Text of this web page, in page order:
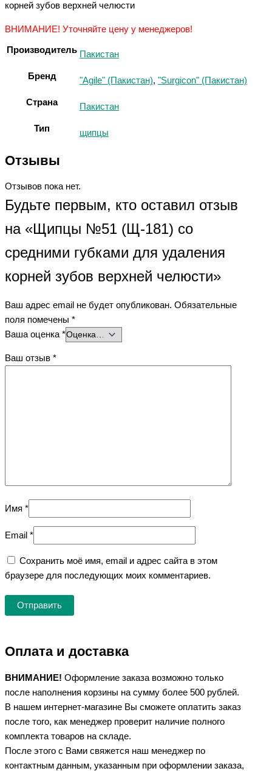
корней зубов верхней челюсти
ВНИМАНИЕ! Уточняйте цену у менеджеров!
Производитель Пакистан
Бренд "Agile" (Пакистан), "Surgicon" (Пакистан)
Страна Пакистан
Тип щипцы
Отзывы
Отзывов пока нет.
Будьте первым, кто оставил отзыв
на «Щипцы №51 (Щ-181) со
средними губками для удаления
корней зубов верхней челюсти»
Ваш адрес email не будет опубликован. Обязательные
поля помечены *
Ваша оценка *
Ваш отзыв *
Имя *
Email *
Сохранить моё имя, email и адрес сайта в этом
браузере для последующих моих комментариев.
Оплата и доставка
ВНИМАНИЕ! Оформление заказа возможно только
после наполнения корзины на сумму более 500 рублей.
В нашем интернет-магазине Вы сможете оплатить заказ
после того, как менеджер проверит наличие полного
комплекта товаров на складе.
После этого с Вами свяжется наш менеджер по
контактным данным, указанным при оформлении заказа,